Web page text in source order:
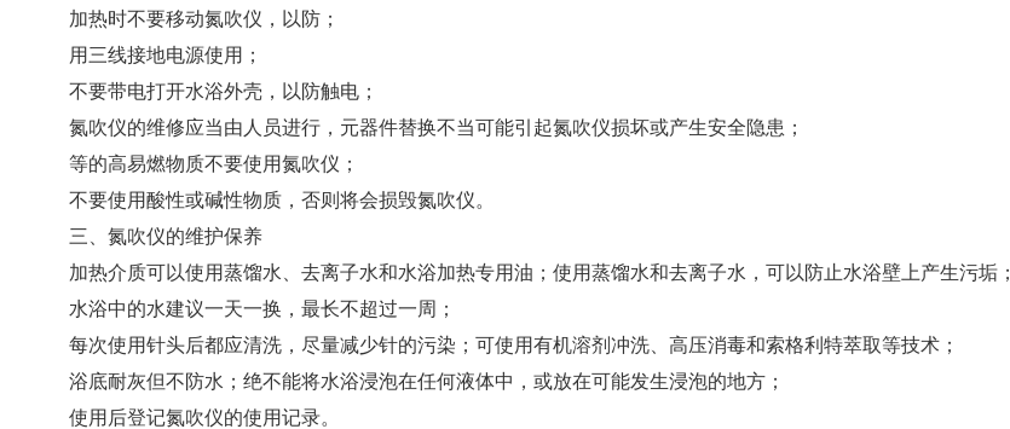
加热时不要移动氮吹仪，以防；
用三线接地电源使用；
不要带电打开水浴外壳，以防触电；
氮吹仪的维修应当由人员进行，元器件替换不当可能引起氮吹仪损坏或产生安全隐患；
等的高易燃物质不要使用氮吹仪；
不要使用酸性或碱性物质，否则将会损毁氮吹仪。
三、氮吹仪的维护保养
加热介质可以使用蒸馏水、去离子水和水浴加热专用油；使用蒸馏水和去离子水，可以防止水浴壁上产生污垢；
水浴中的水建议一天一换，最长不超过一周；
每次使用针头后都应清洗，尽量减少针的污染；可使用有机溶剂冲洗、高压消毒和索格利特萃取等技术；
浴底耐灰但不防水；绝不能将水浴浸泡在任何液体中，或放在可能发生浸泡的地方；
使用后登记氮吹仪的使用记录。